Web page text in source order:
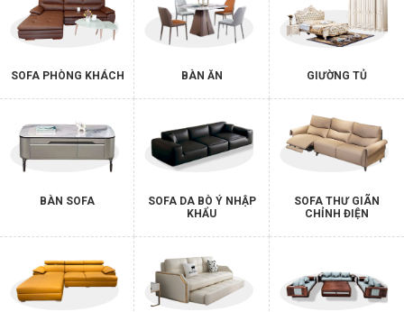
SOFA PHÒNG KHÁCH BÀN ĂN GIƯỜNG TỦ
BÀN SOFA
SOFA DA BÒ Ý NHẬP
KHẨU
SOFA THƯ GIÃN
CHỈNH ĐIỆN